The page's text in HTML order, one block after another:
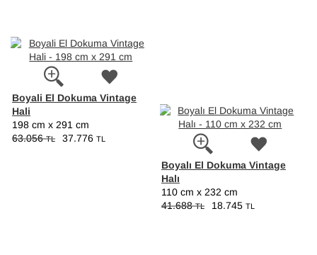
Boyali El Dokuma Vintage
Hali
198 cm x 291 cm
63.056TL 37.776 TL
Boyalı El Dokuma Vintage
Halı
110 cm x 232 cm
41.688TL 18.745 TL